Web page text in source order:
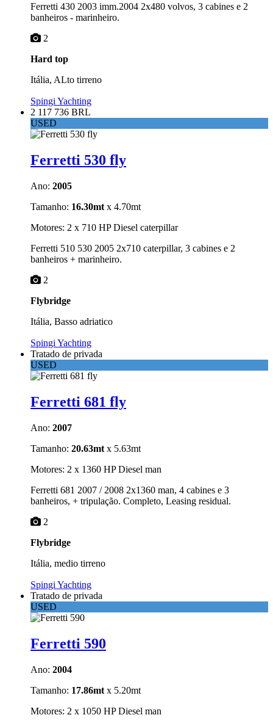
Ferretti 430 2003 imm.2004 2x480 volvos, 3 cabines e 2
banheiros - marinheiro.
2
Hard top
Itália, ALto tirreno
Spingi Yachting
2 117 736 BRL
USED
Ferretti 530 fly
Ano: 2005
Tamanho: 16.30mt x 4.70mt
Motores: 2 x 710 HP Diesel caterpillar
Ferretti 510 530 2005 2x710 caterpillar, 3 cabines e 2
banheiros + marinheiro.
2
Flybridge
Itália, Basso adriatico
Spingi Yachting
Tratado de privada
USED
Ferretti 681 fly
Ano: 2007
Tamanho: 20.63mt x 5.63mt
Motores: 2 x 1360 HP Diesel man
Ferretti 681 2007 / 2008 2x1360 man, 4 cabines e 3
banheiros, + tripulação. Completo, Leasing residual.
2
Flybridge
Itália, medio tirreno
Spingi Yachting
Tratado de privada
USED
Ferretti 590
Ano: 2004
Tamanho: 17.86mt x 5.20mt
Motores: 2 x 1050 HP Diesel man